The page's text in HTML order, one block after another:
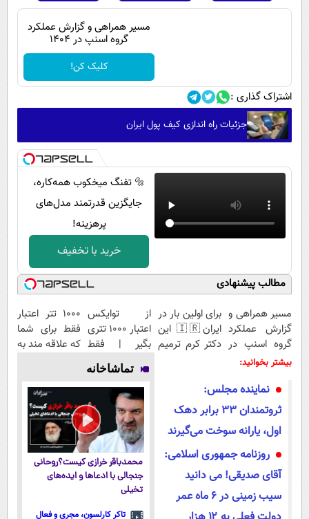
مسیر همراهی و گزارش عملکرد
گروه اسنپ در ۱۴۰۴
کلیک کن!
اشتراک گذاری :
جزئیات راه اندازی کیف پول ایران
🔩 تفنگ میخکوب همه‌کاره،
جایگزین قدرتمند مدل‌های
پرهزینه!
خرید با تخفیف
مطالب پیشنهادی
مسیر همراهی و
گزارش عملکرد
گروه اسنپ در
۱۴۰۴
برای اولین بار در
ایران🇮🇷 این
دکتر کرم ترمیم
از توایکس
اعتبار ۱۰۰۰ تتری
بگیر | فقط
کافیه شمارتو
وارد کنی !!!
۱۰۰۰ تتر اعتبار
فقط برای شما
که علاقه مند به
بیشتر بخوانید:
نماینده مجلس:
ثروتمندان ۳۳ برابر دهک
اول، یارانه سوخت می‌گیرند
روزنامه جمهوری اسلامی:
آقای صدیقی! می دانید
سیب زمینی در ۶ ماه عمر
تماشاخانه
محمدباقر خرازی کیست؟روحانی
جنجالی با ادعاها و ایده‌های
تخیلی
تاکر کارلسون، مجری و فعال